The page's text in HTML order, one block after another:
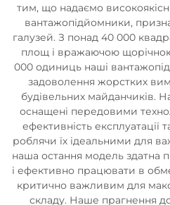
тим, що надаємо
вантажопідйомники,
галузей. З понад 40 000
площ і вражаючою
000 одиниць наші
задоволення жорстких
будівельних майданчиків.
оснащені передовими
ефективність експлуатації
роблячи їх ідеальними для
наша остання модель здатна
і ефективно працювати в
критично важливим для
складу. Наше прагнення